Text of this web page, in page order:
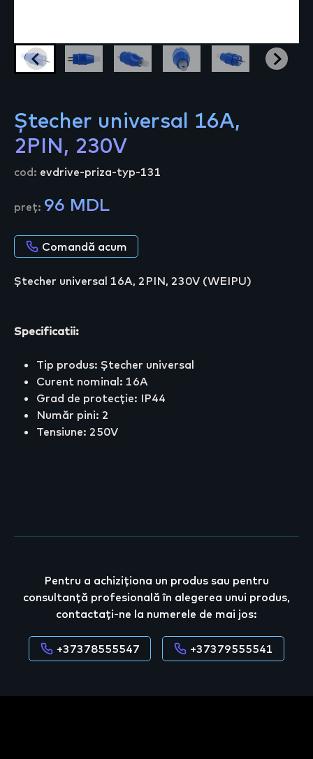
Ștecher universal 16A,
2PIN, 230V
cod: evdrive-priza-typ-131
preț: 96 MDL
Comandă acum
Ștecher universal 16A, 2PIN, 230V (WEIPU)
Specificatii:
Tip produs: Ștecher universal
Curent nominal: 16A
Grad de protecție: IP44
Număr pini: 2
Tensiune: 250V
Pentru a achiziționa un produs sau pentru
consultanță profesională în alegerea unui produs,
contactați-ne la numerele de mai jos:
+37378555547 +37379555541